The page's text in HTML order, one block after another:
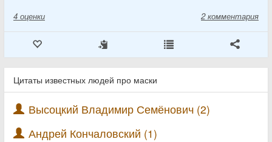
4 оценки 2 комментария
Цитаты известных людей про маски
Высоцкий Владимир Семёнович (2)
Андрей Кончаловский (1)